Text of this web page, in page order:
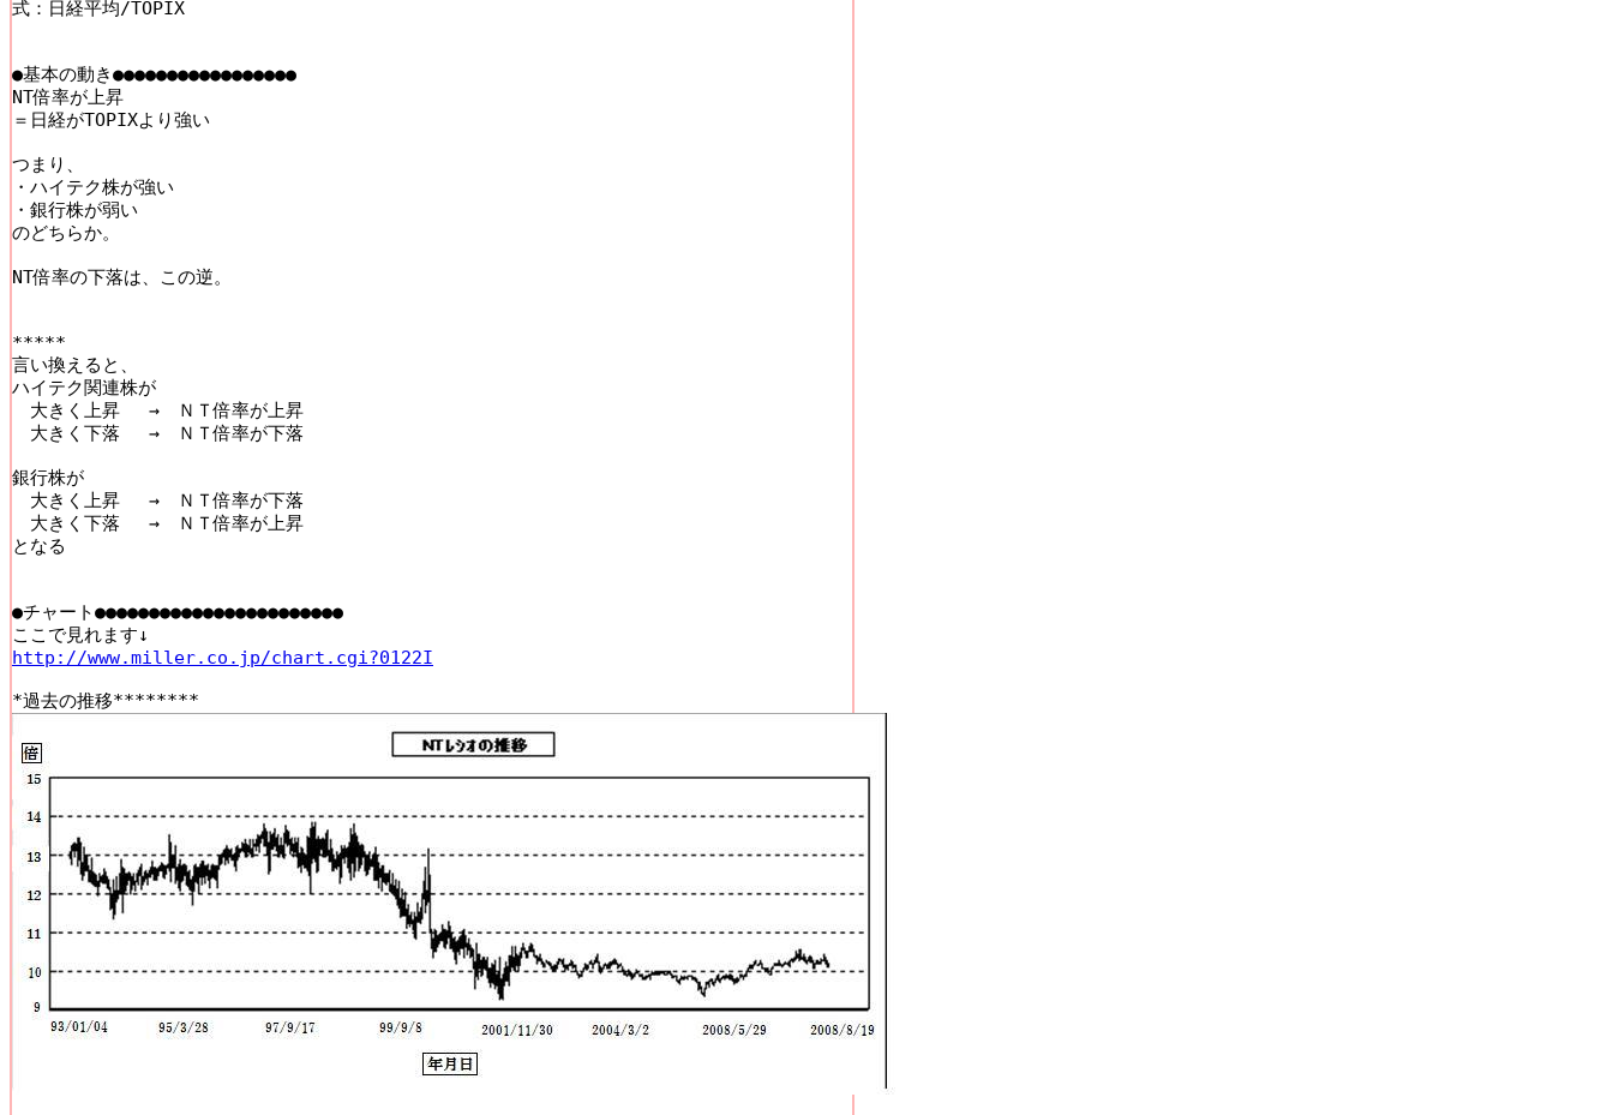
式：日経平均/TOPIX
●基本の動き●●●●●●●●●●●●●●●●●
NT倍率が上昇
＝日経がTOPIXより強い
つまり、
・ハイテク株が強い
・銀行株が弱い
のどちらか。
NT倍率の下落は、この逆。
*****
言い換えると、
ハイテク関連株が
大きく上昇　 →　ＮＴ倍率が上昇
大きく下落　 →　ＮＴ倍率が下落
銀行株が
大きく上昇　 →　ＮＴ倍率が下落
大きく下落　 →　ＮＴ倍率が上昇
となる
●チャート●●●●●●●●●●●●●●●●●●●●●●●
http://www.miller.co.jp/chart.cgi?0122I